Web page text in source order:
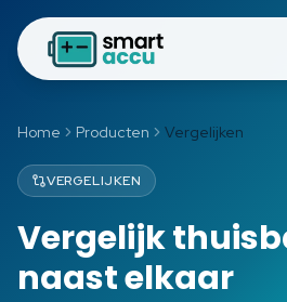
Home Producten Vergelijken
VERGELIJKEN
Vergelijk
naast elkaar